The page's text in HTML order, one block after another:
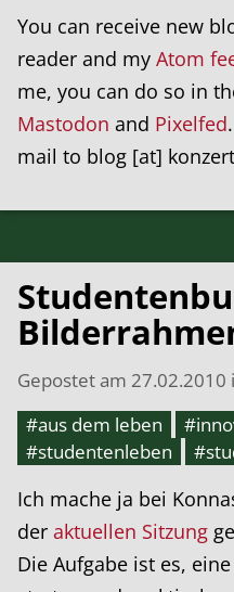
You can receive new
reader and my Atom
me, you can do so in
Mastodon and Pixelfed
mail to blog [at]
Gepostet am 27.02.2010
#aus dem leben
#studentenleben
Ich mache ja bei
der aktuellen Sitzung
Die Aufgabe ist es,